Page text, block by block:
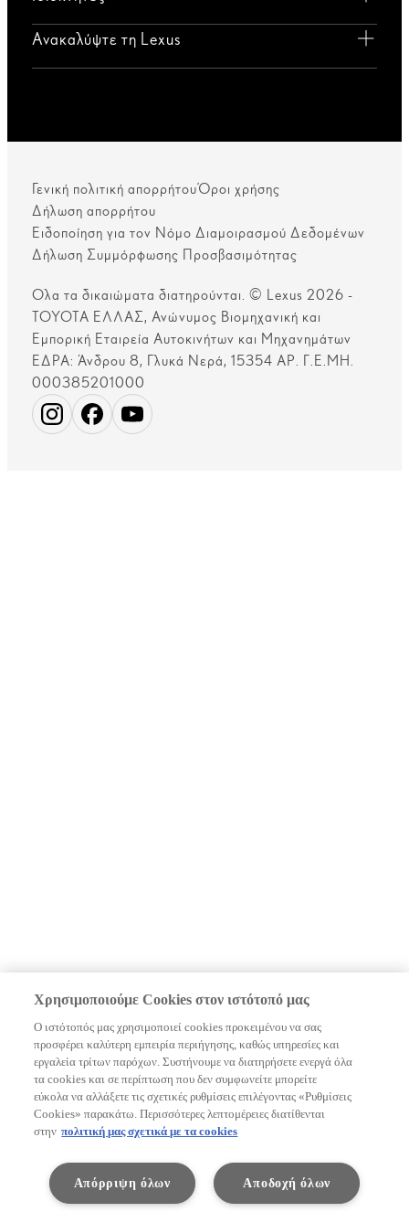
Ανακαλύψτε τη Lexus
Γενική πολιτική απορρήτουΌροι χρήσης
Δήλωση απορρήτου
Ειδοποίηση για τον Νόμο Διαμοιρασμού Δεδομένων
Δήλωση Συμμόρφωσης Προσβασιμότητας
Ολα τα δικαιώματα διατηρούνται. © Lexus 2026 -
ΤΟΥΟΤΑ ΕΛΛΑΣ, Ανώνυμος Βιομηχανική και
Εμπορική Εταιρεία Αυτοκινήτων και Μηχανημάτων
ΕΔΡΑ: Άνδρου 8, Γλυκά Νερά, 15354 ΑΡ. Γ.Ε.ΜΗ.
000385201000
Χρησιμοποιούμε Cookies στον ιστότοπό μας
Ο ιστότοπός μας χρησιμοποιεί cookies προκειμένου να σας
προσφέρει καλύτερη εμπειρία περιήγησης, καθώς υπηρεσίες και
εργαλεία τρίτων παρόχων. Συστήνουμε να διατηρήσετε ενεργά όλα
τα cookies και σε περίπτωση που δεν συμφωνείτε μπορείτε
εύκολα να αλλάξετε τις σχετικές ρυθμίσεις επιλέγοντας «Ρυθμίσεις
Cookies» παρακάτω. Περισσότερες λεπτομέρειες διατίθενται
στην πολιτική μας σχετικά με τα cookies
Αποδοχή όλων
Απόρριψη όλων